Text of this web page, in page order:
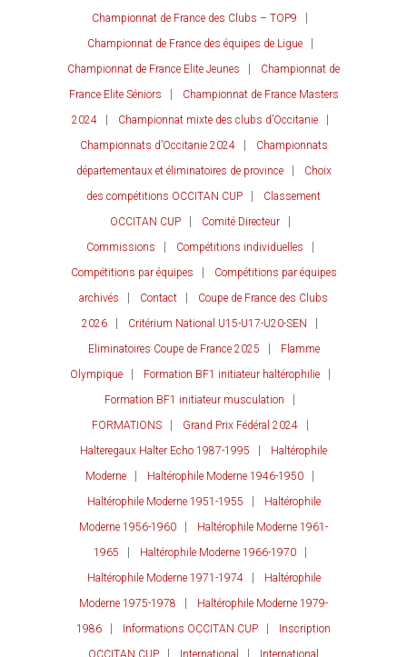
Championnat de France des Clubs – TOP9
Championnat de France des équipes de Ligue
Championnat de France Elite Jeunes
Championnat de
France Elite Séniors
Championnat de France Masters
2024
Championnat mixte des clubs d’Occitanie
Championnats d’Occitanie 2024
Championnats
départementaux et éliminatoires de province
Choix
des compétitions OCCITAN CUP
Classement
OCCITAN CUP
Comité Directeur
Commissions
Compétitions individuelles
Compétitions par équipes
Compétitions par équipes
archivés
Contact
Coupe de France des Clubs
2026
Critérium National U15-U17-U20-SEN
Eliminatoires Coupe de France 2025
Flamme
Olympique
Formation BF1 initiateur haltérophilie
Formation BF1 initiateur musculation
FORMATIONS
Grand Prix Fédéral 2024
Halteregaux Halter Echo 1987-1995
Haltérophile
Moderne
Haltérophile Moderne 1946-1950
Haltérophile Moderne 1951-1955
Haltérophile
Moderne 1956-1960
Haltérophile Moderne 1961-
1965
Haltérophile Moderne 1966-1970
Haltérophile Moderne 1971-1974
Haltérophile
Moderne 1975-1978
Haltérophile Moderne 1979-
1986
Informations OCCITAN CUP
Inscription
OCCITAN CUP
International International